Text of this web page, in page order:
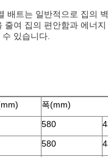
배트는 일반적으로 집의
줄여 집의 편안함과 에너
있습니다.
폭(mm)
580
580